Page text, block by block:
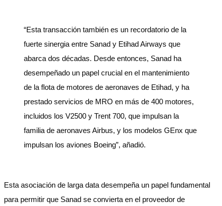
“Esta transacción también es un recordatorio de la
fuerte sinergia entre Sanad y Etihad Airways que
abarca dos décadas. Desde entonces, Sanad ha
desempeñado un papel crucial en el mantenimiento
de la flota de motores de aeronaves de Etihad, y ha
prestado servicios de MRO en más de 400 motores,
incluidos los V2500 y Trent 700, que impulsan la
familia de aeronaves Airbus, y los modelos GEnx que
impulsan los aviones Boeing”, añadió.
Esta asociación de larga data desempeña un papel fundamental
para permitir que Sanad se convierta en el proveedor de